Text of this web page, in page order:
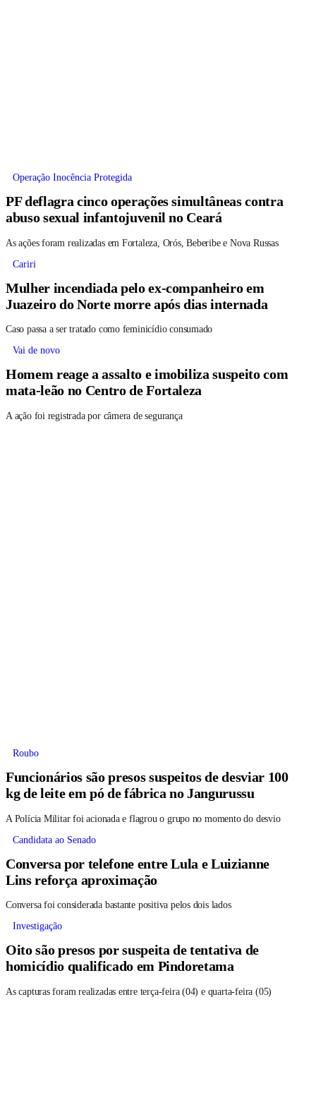
Operação Inocência Protegida
PF deflagra cinco operações simultâneas contra
abuso sexual infantojuvenil no Ceará
As ações foram realizadas em Fortaleza, Orós, Beberibe e Nova Russas
Cariri
Mulher incendiada pelo ex-companheiro em
Juazeiro do Norte morre após dias internada
Caso passa a ser tratado como feminicídio consumado
Vai de novo
Homem reage a assalto e imobiliza suspeito com
mata-leão no Centro de Fortaleza
A ação foi registrada por câmera de segurança
Roubo
Funcionários são presos suspeitos de desviar 100
kg de leite em pó de fábrica no Jangurussu
A Polícia Militar foi acionada e flagrou o grupo no momento do desvio
Candidata ao Senado
Conversa por telefone entre Lula e Luizianne
Lins reforça aproximação
Conversa foi considerada bastante positiva pelos dois lados
Investigação
Oito são presos por suspeita de tentativa de
homicídio qualificado em Pindoretama
As capturas foram realizadas entre terça-feira (04) e quarta-feira (05)